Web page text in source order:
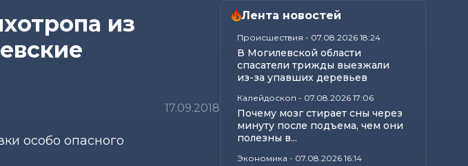
из
17.09.2018
особо опасного
Лента новостей
Происшествия - 07.08.2026 18:24
В Могилевской области
спасатели трижды выезжали
из-за упавших деревьев
Калейдоскоп - 07.08.2026 17:06
Почему мозг стирает сны через
минуту после подъема, чем они
полезны в...
Экономика - 07.08.2026 16:14